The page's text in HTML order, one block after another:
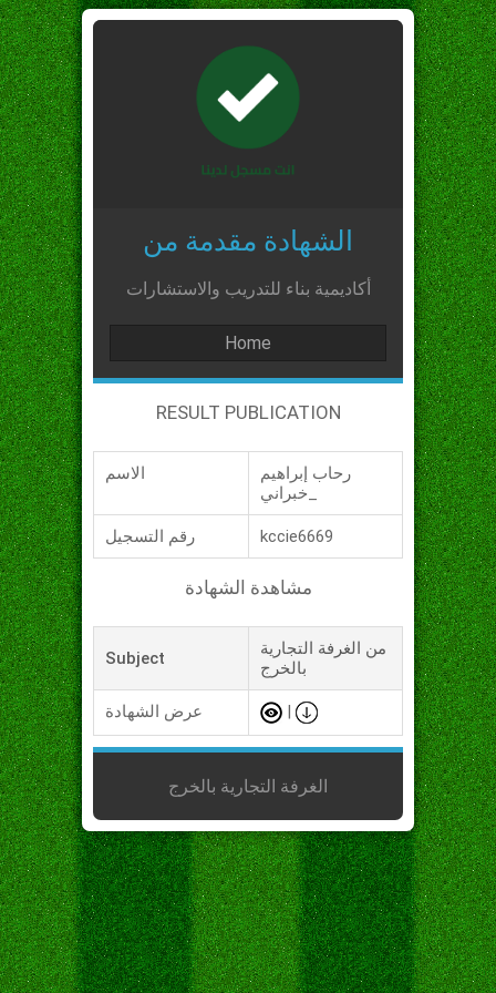
الشهادة مقدمة من
أكاديمية بناء للتدريب والاستشارات
Home
RESULT PUBLICATION
الاسم
رحاب إبراهيم
رقم التسجيل kccie6669
مشاهدة الشهادة
Subject
من الغرفة التجارية
بالخرج
عرض الشهادة
الغرفة التجارية بالخرج